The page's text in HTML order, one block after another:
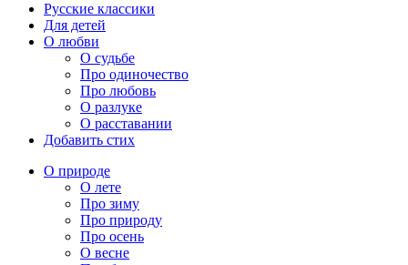
Русские классики
Для детей
О любви
О судьбе
Про одиночество
Про любовь
О разлуке
О расставании
Добавить стих
О природе
О лете
Про зиму
Про природу
Про осень
О весне